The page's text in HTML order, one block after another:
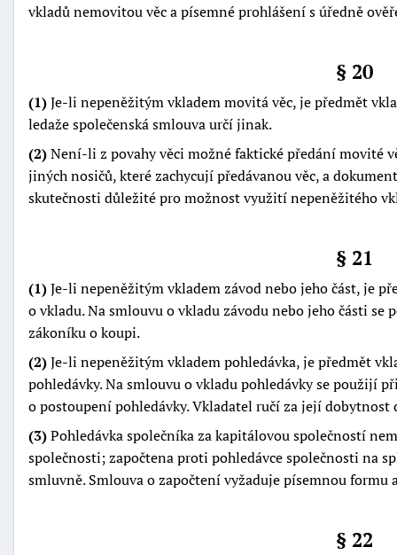
vkladů nemovitou věc a písemné prohlášení s úředně
§ 20
(1)Je-li nepeněžitým vkladem movitá věc, je předmět
ledaže společenská smlouva určí jinak.
(2)Není-li z povahy věci možné faktické předání movité
jiných nosičů, které zachycují předávanou věc, a
skutečnosti důležité pro možnost využití nepeněžitého
§ 21
(1)Je-li nepeněžitým vkladem závod nebo jeho část, je
o vkladu. Na smlouvu o vkladu závodu nebo jeho části
zákoníku o koupi.
(2)Je-li nepeněžitým vkladem pohledávka, je předmět
pohledávky. Na smlouvu o vkladu pohledávky se použijí
o postoupení pohledávky. Vkladatel ručí za její dobytnost
(3)Pohledávka společníka za kapitálovou společností
společnosti; započtena proti pohledávce společnosti na
smluvně. Smlouva o započtení vyžaduje písemnou formu
§ 22